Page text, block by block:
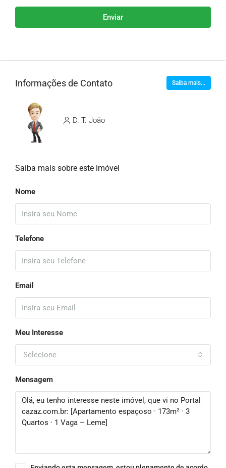
Enviar
Informações de Contato Saiba mais...
D. T. João
Saiba mais sobre este imóvel
Nome
Telefone
Email
Meu Interesse
Selecione
Mensagem